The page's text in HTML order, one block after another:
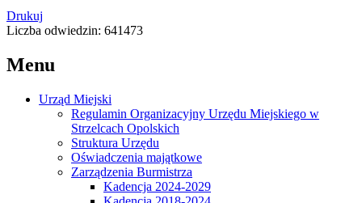
Drukuj
Liczba odwiedzin: 641473
Menu
Urząd Miejski
Regulamin Organizacyjny Urzędu Miejskiego w
Strzelcach Opolskich
Struktura Urzędu
Oświadczenia majątkowe
Zarządzenia Burmistrza
Kadencja 2024-2029